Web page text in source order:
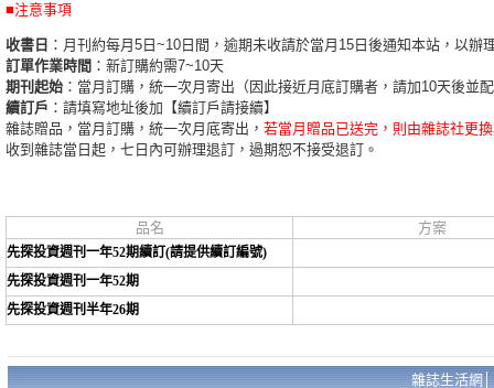
■注意事項
收書日 ：月刊約每月5日~10日間，逾期未收請於當月15日後通知本站，以辦
訂單作業時間 ：新訂購約需7~10天
期刊起始 ：當月訂購，統一次月寄出（因此接近月底訂購者，請加10天後並
續訂戶 ：請填寫地址後加【續訂戶請接續】
雜誌贈品，當月訂購，統一次月底寄出， 若當月贈品已送完，則由雜誌社更
收到雜誌當日起，七日內可辦理退訂，過期恕不接受退訂。
品名 方案
先探投資週刊一年52期續訂(請提供續訂編號)
先探投資週刊一年52期
先探投資週刊半年26期
雜誌生活網